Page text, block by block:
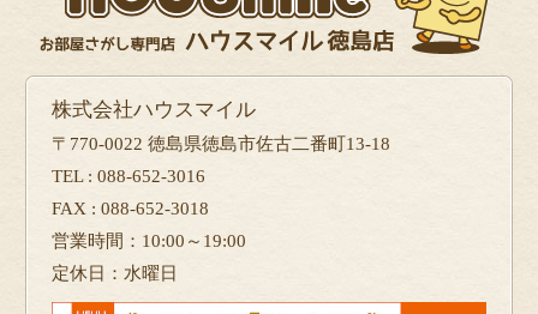
株式会社ハウスマイル
〒770-0022 徳島県徳島市佐古二番町13-18
TEL : 088-652-3016
FAX : 088-652-3018
営業時間：10:00～19:00
定休日：水曜日